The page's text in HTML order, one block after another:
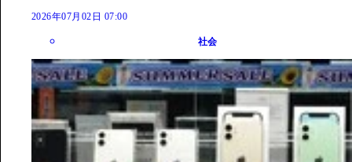
2026年07月02日 07:00
社会